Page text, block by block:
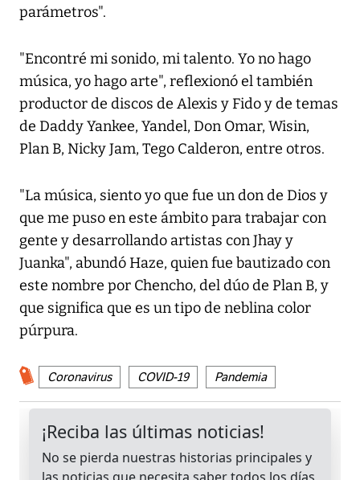
parámetros".
"Encontré mi sonido, mi talento. Yo no hago
música, yo hago arte", reflexionó el también
productor de discos de Alexis y Fido y de temas
de Daddy Yankee, Yandel, Don Omar, Wisin,
Plan B, Nicky Jam, Tego Calderon, entre otros.
"La música, siento yo que fue un don de Dios y
que me puso en este ámbito para trabajar con
gente y desarrollando artistas con Jhay y
Juanka", abundó Haze, quien fue bautizado con
este nombre por Chencho, del dúo de Plan B, y
que significa que es un tipo de neblina color
púrpura.
Coronavirus COVID-19 Pandemia